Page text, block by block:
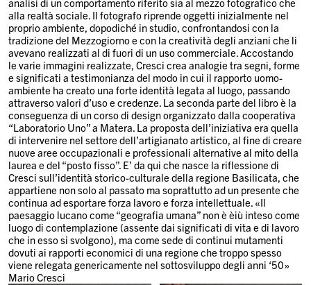
alla realtà sociale. Il fotografo riprende oggetti inizialmente nel
proprio ambiente, dopodiché in studio, confrontandosi con la
tradizione del Mezzogiorno e con la creatività degli anziani che li
avevano realizzati al di fuori di un uso commerciale. Accostando
le varie immagini realizzate, Cresci crea analogie tra segni, forme
e significati a testimonianza del modo in cui il rapporto uomo-
ambiente ha creato una forte identità legata al luogo, passando
attraverso valori d’uso e credenze. La seconda parte del libro è la
conseguenza di un corso di design organizzato dalla cooperativa
“Laboratorio Uno” a Matera. La proposta dell’iniziativa era quella
di intervenire nel settore dell’artigianato artistico, al fine di creare
nuove aree occupazionali e professionali alternative al mito della
laurea e del “posto fisso”. E’ da qui che nasce la riflessione di
Cresci sull’identità storico-culturale della regione Basilicata, che
appartiene non solo al passato ma soprattutto ad un presente che
continua ad esportare forza lavoro e forza intellettuale. «Il
paesaggio lucano come “geografia umana” non è èiù inteso come
luogo di contemplazione (assente dai significati di vita e di lavoro
che in esso si svolgono), ma come sede di continui mutamenti
dovuti ai rapporti economici di una regione che troppo spesso
viene relegata genericamente nel sottosviluppo degli anni ‘50»
Mario Cresci